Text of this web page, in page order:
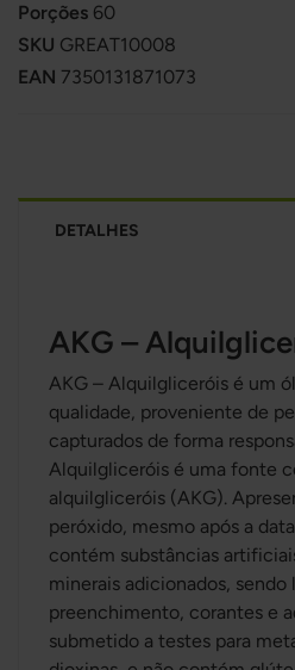
Porções 60
SKU GREAT10008
EAN 7350131871073
DETALHES
AKG –
AKG – Alquilgliceróis é um
qualidade, proveniente de
capturados de forma
Alquilgliceróis é uma fonte
alquilgliceróis (AKG).
peróxido, mesmo após a
contém substâncias
minerais adicionados, sendo
preenchimento, corantes e
submetido a testes para